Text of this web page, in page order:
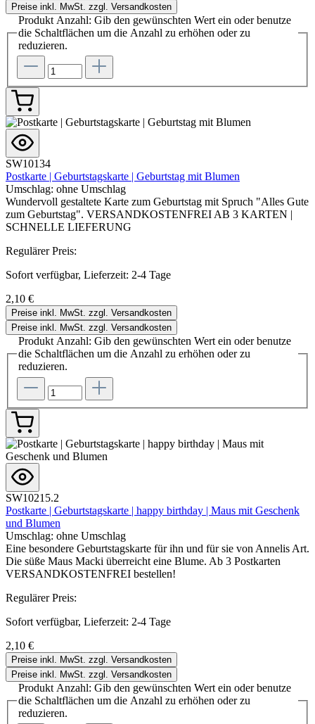
Preise inkl. MwSt. zzgl. Versandkosten
Produkt Anzahl: Gib den gewünschten Wert ein oder benutze
die Schaltflächen um die Anzahl zu erhöhen oder zu
reduzieren.
SW10134
Postkarte | Geburtstagskarte | Geburtstag mit Blumen
Umschlag: ohne Umschlag
Wundervoll gestaltete Karte zum Geburtstag mit Spruch "Alles Gute
zum Geburtstag". VERSANDKOSTENFREI AB 3 KARTEN |
SCHNELLE LIEFERUNG
Regulärer Preis:
Sofort verfügbar, Lieferzeit: 2-4 Tage
2,10 €
Preise inkl. MwSt. zzgl. Versandkosten
Preise inkl. MwSt. zzgl. Versandkosten
Produkt Anzahl: Gib den gewünschten Wert ein oder benutze
die Schaltflächen um die Anzahl zu erhöhen oder zu
reduzieren.
SW10215.2
Postkarte | Geburtstagskarte | happy birthday | Maus mit Geschenk
und Blumen
Umschlag: ohne Umschlag
Eine besondere Geburtstagskarte für ihn und für sie von Annelis Art.
Die süße Maus Macki überreicht eine Blume. Ab 3 Postkarten
VERSANDKOSTENFREI bestellen!
Regulärer Preis:
Sofort verfügbar, Lieferzeit: 2-4 Tage
2,10 €
Preise inkl. MwSt. zzgl. Versandkosten
Preise inkl. MwSt. zzgl. Versandkosten
Produkt Anzahl: Gib den gewünschten Wert ein oder benutze
die Schaltflächen um die Anzahl zu erhöhen oder zu
reduzieren.